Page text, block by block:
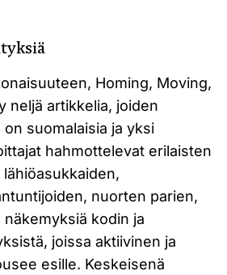
Homing, Moving,
neljä artikkelia, joiden
suomalaisia ja yksi
hahmottelevat erilaisten
nuorten parien,
kodin ja
joissa aktiivinen ja
esille. Keskeisenä